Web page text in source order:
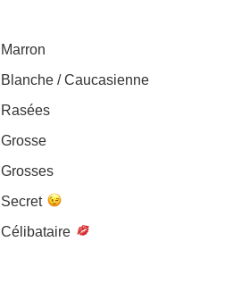
Marron
Blanche / Caucasienne
Rasées
Grosse
Grosses
Secret
Célibataire